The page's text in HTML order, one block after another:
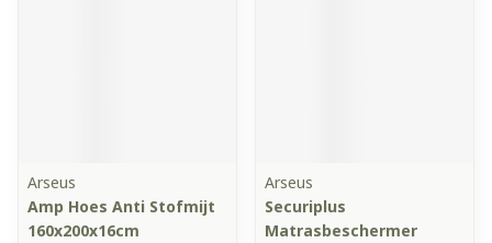
Arseus
Amp Hoes Anti Stofmijt
160x200x16cm
Arseus
Securiplus
Matrasbeschermer